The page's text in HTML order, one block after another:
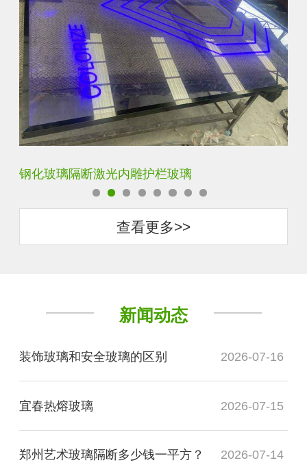
艺术内雕雪花超白钢化激光内雕发光玻璃背景墙
查看更多>>
新闻动态
装饰玻璃和安全玻璃的区别 2026-07-16
宜春热熔玻璃 2026-07-15
郑州艺术玻璃隔断多少钱一平方？ 2026-07-14